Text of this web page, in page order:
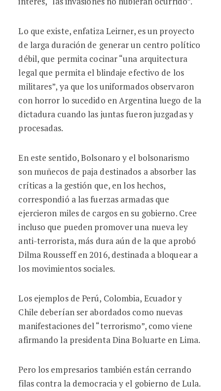
Lo que existe, enfatiza Leirner, es un proyecto
de larga duración de generar un centro político
débil, que permita cocinar “una arquitectura
legal que permita el blindaje efectivo de los
militares”, ya que los uniformados observaron
con horror lo sucedido en Argentina luego de la
dictadura cuando las juntas fueron juzgadas y
procesadas.
En este sentido, Bolsonaro y el bolsonarismo
son muñecos de paja destinados a absorber las
críticas a la gestión que, en los hechos,
correspondió a las fuerzas armadas que
ejercieron miles de cargos en su gobierno. Cree
incluso que pueden promover una nueva ley
anti-terrorista, más dura aún de la que aprobó
Dilma Rousseff en 2016, destinada a bloquear a
los movimientos sociales.
Los ejemplos de Perú, Colombia, Ecuador y
Chile deberían ser abordados como nuevas
manifestaciones del “terrorismo”, como viene
afirmando la presidenta Dina Boluarte en Lima.
Pero los empresarios también están cerrando
filas contra la democracia y el gobierno de Lula.